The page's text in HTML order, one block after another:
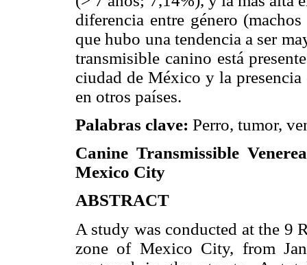
diferencia entre género
que hubo una tendencia a ser
transmisible canino está
ciudad de México y la
en otros países.
Palabras clave: Perro, tumor,
Canine Transmissible
Mexico City
ABSTRACT
A study was conducted at the 9
zone of Mexico City, from